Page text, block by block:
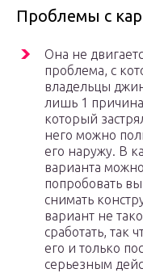
Проблемы с
Она не
проблема, с
владельцы
лишь 1
который
него можно
его наружу. В
варианта
попробовать
снимать
вариант не
сработать, так
его и только
серьезным